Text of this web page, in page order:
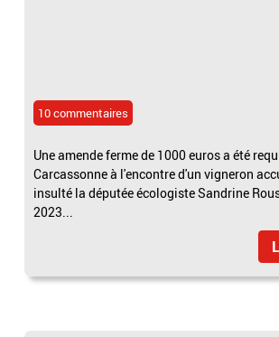
10 commentaires
Une amende ferme de 1000 euros a été
Carcassonne à l'encontre d'un vigneron
insulté la députée écologiste Sandrine
2023...